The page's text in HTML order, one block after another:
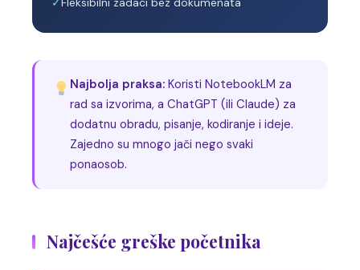
Najbolja praksa: Koristi NotebookLM za
rad sa izvorima, a ChatGPT (ili Claude) za
dodatnu obradu, pisanje, kodiranje i ideje.
Zajedno su mnogo jači nego svaki
ponaosob.
Najčešće greške početnika